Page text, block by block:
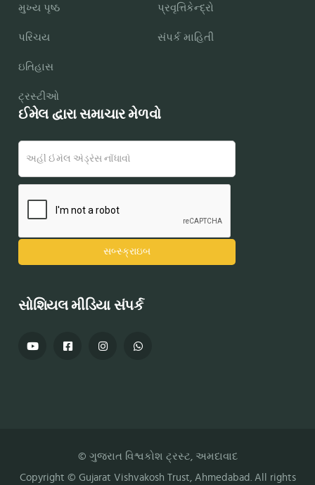
મુખ્ય પૃષ્ઠ
પરિચય
ઇતિહાસ
ટ્રસ્ટીઓ
પ્રવૃત્તિકેન્દ્રો
સંપર્ક માહિતી
ઈમેલ દ્વારા સમાચાર મેળવો
સોશિયલ મીડિયા સંપર્ક
© ગુજરાત વિશ્વકોશ ટ્રસ્ટ, અમદાવાદ
Copyright © Gujarat Vishvakosh Trust, Ahmedabad. All rights